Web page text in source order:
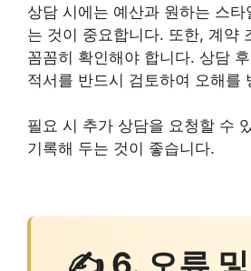
상담 시에는 예산과 원하는 스
는 것이 중요합니다. 또한, 계약
꼼꼼히 확인해야 합니다. 상담
적서를 반드시 검토하여 오해를
필요 시 추가 상담을 요청할 수
기록해 두는 것이 좋습니다.